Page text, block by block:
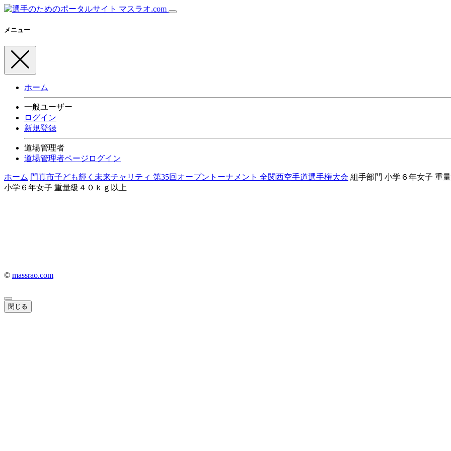
メニュー
ホーム
一般ユーザー
ログイン
新規登録
道場管理者
道場管理者ページログイン
ホーム 門真市子ども輝く未来チャリティ 第35回オープントーナメント 全関西空手道選手権大会 組手部門 小学６年女子 重
小学６年女子 重量級４０ｋｇ以上
© massrao.com
閉じる